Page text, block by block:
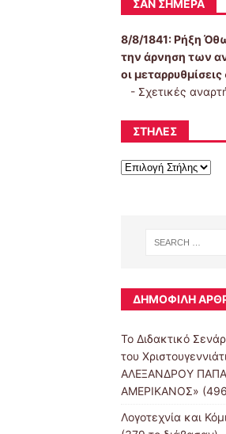
ΣΑΝ ΣΉΜΕΡΑ
8/8/1841:Ρήξη
την άρνηση των
οι
- Σχετικές
ΣΤΉΛΕΣ
ΔΗΜΟΦΙΛΉ
Το Διδακτικό
του
ΑΛΕΞΑΝΔΡΟΥ
ΑΜΕΡΙΚΑΝΟΣ» (496
Λογοτεχνία και